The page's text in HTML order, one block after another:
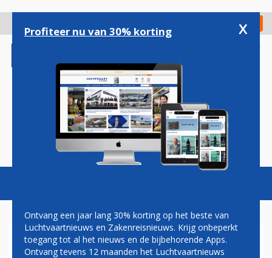
gaan
Check in
Magazine Podcasts Vacatures
EXTRA TAXIBAAN SCHIPHOL
Profiteer nu van 30% korting x
Ontvang een jaar lang 30% korting op het beste van
Luchtvaartnieuws en Zakenreisnieuws. Krijg onbeperkt
toegang tot al het nieuws en de bijbehorende Apps.
Ontvang tevens 12 maanden het Luchtvaartnieuws